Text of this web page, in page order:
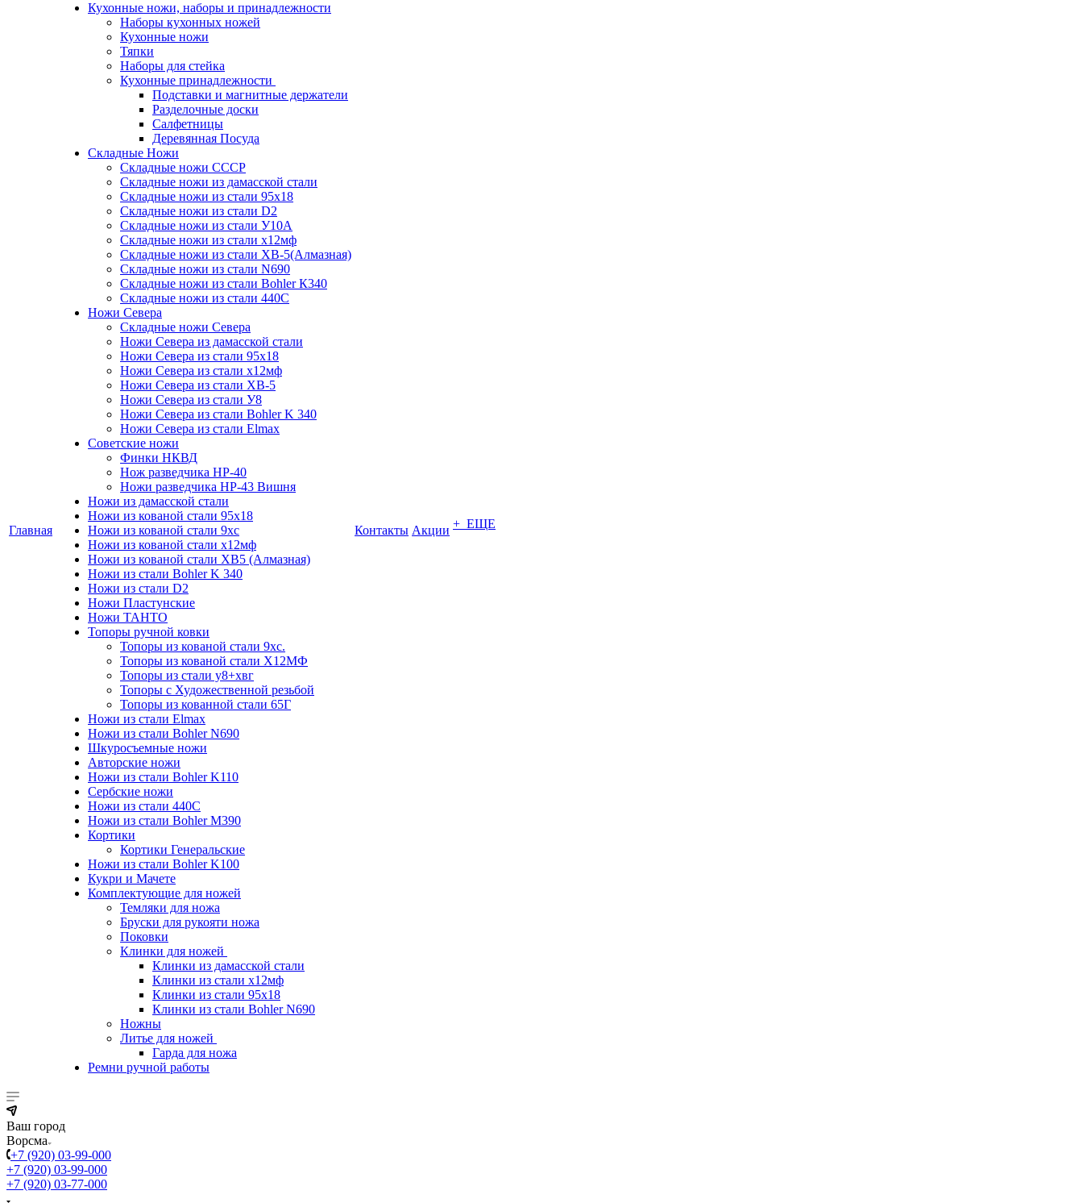
Главная
Кухонные ножи, наборы и принадлежности
Наборы кухонных ножей
Кухонные ножи
Тяпки
Наборы для стейка
Кухонные принадлежности
Подставки и магнитные держатели
Разделочные доски
Салфетницы
Деревянная Посуда
Складные Ножи
Cкладные ножи СССР
Складные ножи из дамасской стали
Складные ножи из стали 95х18
Складные ножи из стали D2
Складные ножи из стали У10А
Складные ножи из стали х12мф
Складные ножи из стали ХВ-5(Алмазная)
Складные ножи из стали N690
Складные ножи из стали Bohler К340
Складные ножи из стали 440С
Ножи Севера
Складные ножи Севера
Ножи Севера из дамасской стали
Ножи Севера из стали 95х18
Ножи Севера из стали х12мф
Ножи Севера из стали ХВ-5
Ножи Севера из стали У8
Ножи Севера из стали Bohler K 340
Ножи Севера из стали Elmax
Советские ножи
Финки НКВД
Нож разведчика НР-40
Ножи разведчика НР-43 Вишня
Ножи из дамасской стали
Ножи из кованой стали 95х18
Ножи из кованой стали 9хс
Ножи из кованой стали х12мф
Ножи из кованой стали ХВ5 (Алмазная)
Ножи из стали Bohler K 340
Ножи из стали D2
Ножи Пластунские
Ножи ТАНТО
Топоры ручной ковки
Топоры из кованой стали 9хс.
Топоры из кованой стали Х12МФ
Топоры из стали у8+хвг
Топоры с Художественной резьбой
Топоры из кованной стали 65Г
Ножи из стали Elmax
Ножи из стали Bohler N690
Шкуросъемные ножи
Авторские ножи
Ножи из стали Bohler K110
Сербские ножи
Ножи из стали 440С
Ножи из стали Bohler M390
Кортики
Кортики Генеральские
Ножи из стали Bohler K100
Кукри и Мачете
Комплектующие для ножей
Темляки для ножа
Бруски для рукояти ножа
Поковки
Клинки для ножей
Клинки из дамасской стали
Клинки из стали х12мф
Клинки из стали 95х18
Клинки из стали Bohler N690
Ножны
Литье для ножей
Гарда для ножа
Ремни ручной работы
Контакты Акции + ЕЩЕ
Ваш город
Ворсма
+7 (920) 03-99-000
+7 (920) 03-99-000
+7 (920) 03-77-000